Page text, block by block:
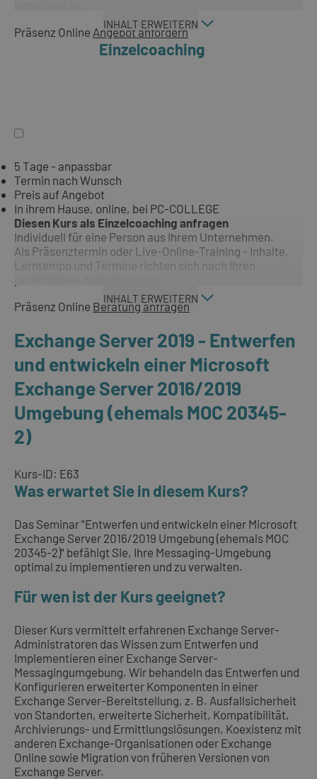
INHALT ERWEITERN
Präsenz Online Angebot anfordern
Einzelcoaching
5 Tage - anpassbar
Termin nach Wunsch
Preis auf Angebot
In ihrem Hause, online, bei PC-COLLEGE
Diesen Kurs als Einzelcoaching anfragen
Individuell für eine Person aus Ihrem Unternehmen.
Als Präsenztermin oder Live-Online-Training - Inhalte,
Lerntempo und Termine richten sich nach Ihren
INHALT ERWEITERN
Präsenz Online Beratung anfragen
Exchange Server 2019 - Entwerfen
und entwickeln einer Microsoft
Exchange Server 2016/2019
Umgebung (ehemals MOC 20345-
2)
Kurs-ID: E63
Was erwartet Sie in diesem Kurs?
Das Seminar "Entwerfen und entwickeln einer Microsoft
Exchange Server 2016/2019 Umgebung (ehemals MOC
20345-2)" befähigt Sie, Ihre Messaging-Umgebung
optimal zu implementieren und zu verwalten.
Für wen ist der Kurs geeignet?
Dieser Kurs vermittelt erfahrenen Exchange Server-
Administratoren das Wissen zum Entwerfen und
Implementieren einer Exchange Server-
Messagingumgebung. Wir behandeln das Entwerfen und
Konfigurieren erweiterter Komponenten in einer
Exchange Server-Bereitstellung, z. B. Ausfallsicherheit
von Standorten, erweiterte Sicherheit, Kompatibilität,
Archivierungs- und Ermittlungslösungen, Koexistenz mit
anderen Exchange-Organisationen oder Exchange
Online sowie Migration von früheren Versionen von
Exchange Server.